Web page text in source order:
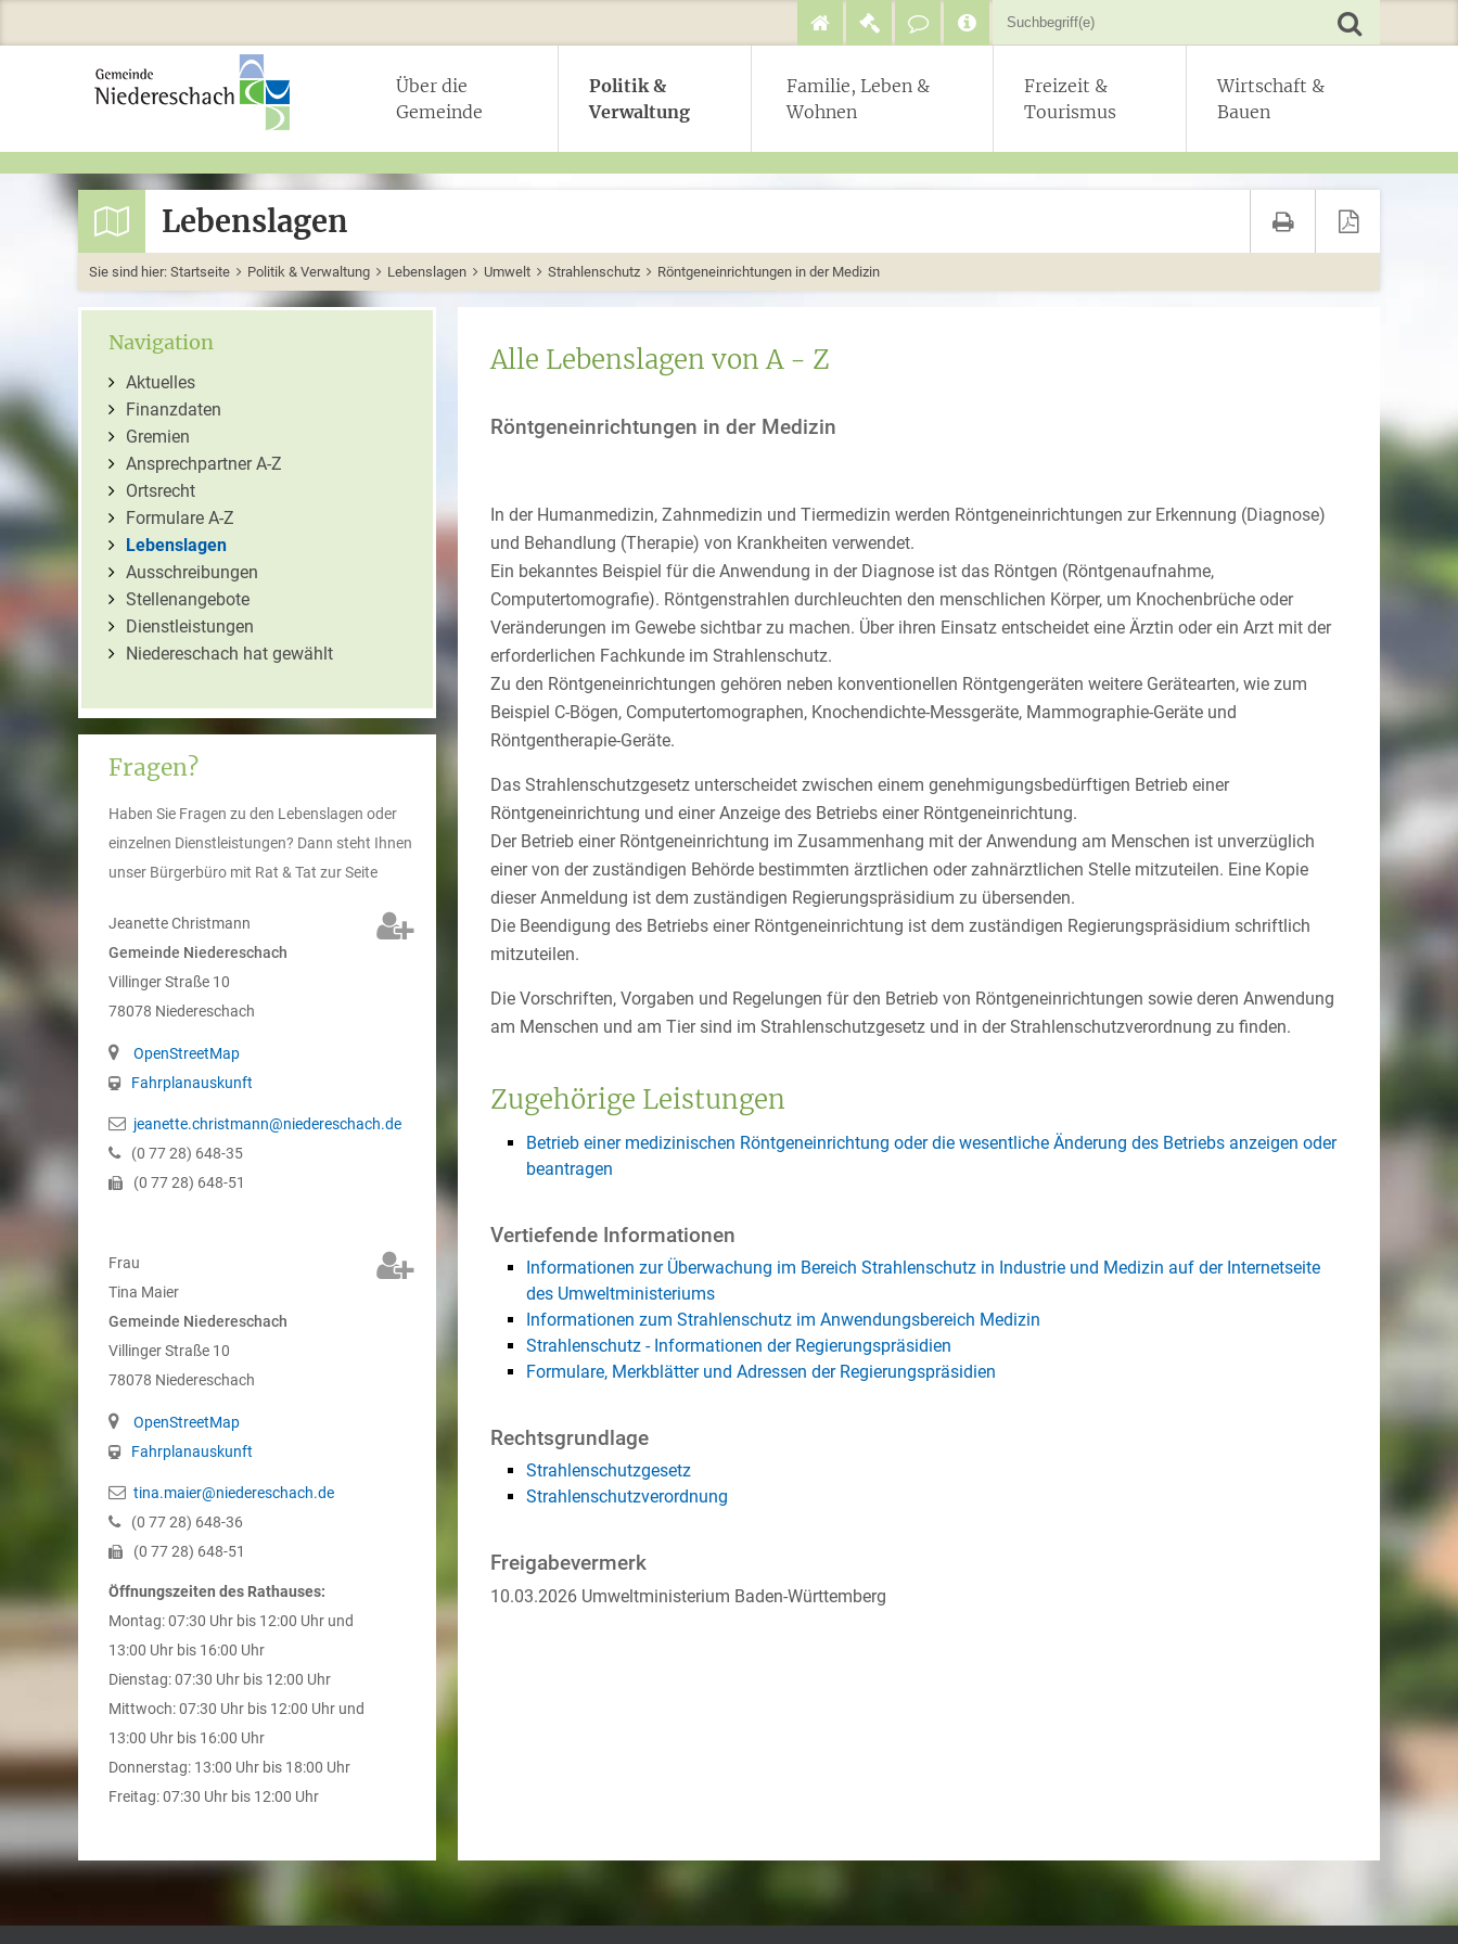
Über die
Gemeinde
Politik &
Verwaltung
Familie, Leben &
Wohnen
Freizeit &
Tourismus
Wirtschaft &
Bauen
Lebenslagen
Sie sind hier: Startseite Politik & Verwaltung Lebenslagen Umwelt Strahlenschutz Röntgeneinrichtungen in der Medizin
Navigation
Aktuelles
Finanzdaten
Gremien
Ansprechpartner A-Z
Ortsrecht
Formulare A-Z
Lebenslagen
Ausschreibungen
Stellenangebote
Dienstleistungen
Niedereschach hat gewählt
Fragen?
Haben Sie Fragen zu den Lebenslagen oder
einzelnen Dienstleistungen? Dann steht Ihnen
unser Bürgerbüro mit Rat & Tat zur Seite
JeanetteChristmann
Gemeinde Niedereschach
Villinger Straße 10
78078 Niedereschach
OpenStreetMap
Fahrplanauskunft
jeanette.christmann@niedereschach.de
(0 7728) 648-35
(0 7728) 648-51
Frau
Tina Maier
Gemeinde Niedereschach
Villinger Straße 10
78078 Niedereschach
OpenStreetMap
Fahrplanauskunft
tina.maier@niedereschach.de
(0 7728) 648-36
(0 7728) 648-51
Öffnungszeiten des Rathauses:
Montag: 07:30 Uhr bis 12:00 Uhr und
13:00 Uhr bis 16:00 Uhr
Dienstag: 07:30 Uhr bis 12:00 Uhr
Mittwoch: 07:30 Uhr bis 12:00 Uhr und
13:00 Uhr bis 16:00 Uhr
Donnerstag: 13:00 Uhr bis 18:00 Uhr
Freitag: 07:30 Uhr bis 12:00 Uhr
Alle Lebenslagen von A - Z
Röntgeneinrichtungen in der Medizin
In der Humanmedizin, Zahnmedizin und Tiermedizin werden Röntgeneinrichtungen zur Erkennung (Diagnose)
und Behandlung (Therapie) von Krankheiten verwendet.
Ein bekanntes Beispiel für die Anwendung in der Diagnose ist das Röntgen (Röntgenaufnahme,
Computertomografie). Röntgenstrahlen durchleuchten den menschlichen Körper, um Knochenbrüche oder
Veränderungen im Gewebe sichtbar zu machen. Über ihren Einsatz entscheidet eine Ärztin oder ein Arzt mit der
erforderlichen Fachkunde im Strahlenschutz.
Zu den Röntgeneinrichtungen gehören neben konventionellen Röntgengeräten weitere Gerätearten, wie zum
Beispiel C-Bögen, Computertomographen, Knochendichte-Messgeräte, Mammographie-Geräte und
Röntgentherapie-Geräte.
Das Strahlenschutzgesetz unterscheidet zwischen einem genehmigungsbedürftigen Betrieb einer
Röntgeneinrichtung und einer Anzeige des Betriebs einer Röntgeneinrichtung.
Der Betrieb einer Röntgeneinrichtung im Zusammenhang mit der Anwendung am Menschen ist unverzüglich
einer von der zuständigen Behörde bestimmten ärztlichen oder zahnärztlichen Stelle mitzuteilen. Eine Kopie
dieser Anmeldung ist dem zuständigen Regierungspräsidium zu übersenden.
Die Beendigung des Betriebs einer Röntgeneinrichtung ist dem zuständigen Regierungspräsidium schriftlich
mitzuteilen.
Die Vorschriften, Vorgaben und Regelungen für den Betrieb von Röntgeneinrichtungen sowie deren Anwendung
am Menschen und am Tier sind im Strahlenschutzgesetz und in der Strahlenschutzverordnung zu finden.
Vertiefende Informationen
Informationen zur Überwachung im Bereich Strahlenschutz in Industrie und Medizin auf der Internetseite
des Umweltministeriums
Informationen zum Strahlenschutz im Anwendungsbereich Medizin
Strahlenschutz - Informationen der Regierungspräsidien
Formulare, Merkblätter und Adressen der Regierungspräsidien
Rechtsgrundlage
Strahlenschutzgesetz
Strahlenschutzverordnung
Zugehörige Leistungen
Betrieb einer medizinischen Röntgeneinrichtung oder die wesentliche Änderung des Betriebs anzeigen oder
beantragen
Freigabevermerk
10.03.2026 Umweltministerium Baden-Württemberg